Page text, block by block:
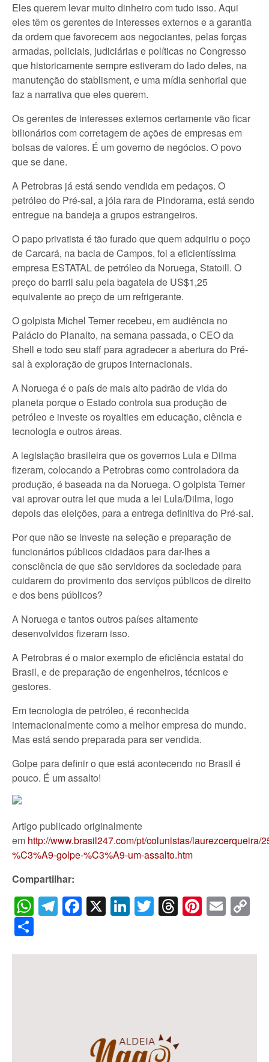
Eles querem levar muito dinheiro com tudo isso. Aqui
eles têm os gerentes de interesses externos e a garantia
da ordem que favorecem aos negociantes, pelas forças
armadas, policiais, judiciárias e políticas no Congresso
que historicamente sempre estiveram do lado deles, na
manutenção do stablisment, e uma mídia senhorial que
faz a narrativa que eles querem.
Os gerentes de interesses externos certamente vão ficar
bilionários com corretagem de ações de empresas em
bolsas de valores. É um governo de negócios. O povo
que se dane.
A Petrobras já está sendo vendida em pedaços. O
petróleo do Pré-sal, a jóia rara de Pindorama, está sendo
entregue na bandeja a grupos estrangeiros.
O papo privatista é tão furado que quem adquiriu o poço
de Carcará, na bacia de Campos, foi a eficientíssima
empresa ESTATAL de petróleo da Noruega, Statoill. O
preço do barril saiu pela bagatela de US$1,25
equivalente ao preço de um refrigerante.
O golpista Michel Temer recebeu, em audiência no
Palácio do Planalto, na semana passada, o CEO da
Shell e todo seu staff para agradecer a abertura do Pré-
sal à exploração de grupos internacionais.
A Noruega é o país de mais alto padrão de vida do
planeta porque o Estado controla sua produção de
petróleo e investe os royalties em educação, ciência e
tecnologia e outros áreas.
A legislação brasileira que os governos Lula e Dilma
fizeram, colocando a Petrobras como controladora da
produção, é baseada na da Noruega. O golpista Temer
vai aprovar outra lei que muda a lei Lula/Dilma, logo
depois das eleições, para a entrega definitiva do Pré-sal.
Por que não se investe na seleção e preparação de
funcionários públicos cidadãos para dar-lhes a
consciência de que são servidores da sociedade para
cuidarem do provimento dos serviços públicos de direito
e dos bens públicos?
A Noruega e tantos outros países altamente
desenvolvidos fizeram isso.
A Petrobras é o maior exemplo de eficiência estatal do
Brasil, e de preparação de engenheiros, técnicos e
gestores.
Em tecnologia de petróleo, é reconhecida
internacionalmente como a melhor empresa do mundo.
Mas está sendo preparada para ser vendida.
Golpe para definir o que está acontecendo no Brasil é
pouco. É um assalto!
Artigo publicado originalmente
em http://www.brasil247.com/pt/colunistas/laurezcerqueira/
%C3%A9-golpe-%C3%A9-um-assalto.htm
Compartilhar:
WhatsApp
Telegram
Facebook
X LinkedIn
Twitter
Threads